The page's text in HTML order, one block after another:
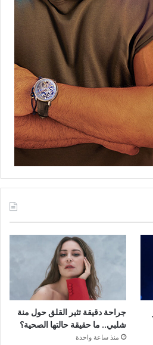
جراحة دقيقة تثير القلق حول منة
شلبي.. ما حقيقة حالتها الصحية؟
منذ ساعة واحدة